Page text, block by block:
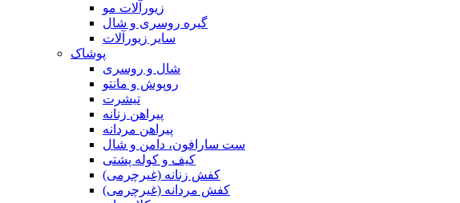
زیورآلات مو
گیره روسری و شال
سایر زیورآلات
پوشاک
شال و روسری
روپوش و مانتو
تیشرت
پیراهن زنانه
پیراهن مردانه
ست سارافون، دامن و شال
کیف و کوله پشتی
کفش زنانه (غیرچرمی)
کفش مردانه (غیرچرمی)